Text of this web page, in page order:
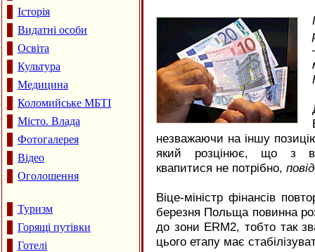
Історія
Видатні особи
Освіта
Культура
Медицина
Коломийське МБТІ
Місто. Влада
Фотогалерея
Відео
Оголошення
Туризм
Горящі путівки
Готелі
незважаючи на іншу
який розцінює, що з
квапитися не потрібно,
Віце-міністр фінансів
березня Польща повинна
до зони ERM2, тобто так
цього етапу має